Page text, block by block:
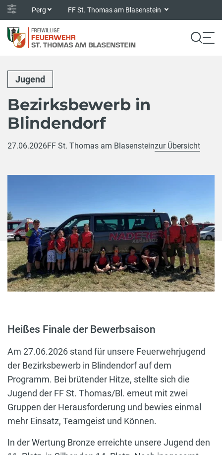
Perg FF St. Thomas am Blasenstein
Jugend
Bezirksbewerb in
Blindendorf
27.06.2026FF St. Thomas am Blasensteinzur Übersicht
Heißes Finale der Bewerbsaison
Am 27.06.2026 stand für unsere Feuerwehrjugend
der Bezirksbewerb in Blindendorf auf dem
Programm. Bei brütender Hitze, stellte sich die
Jugend der FF St. Thomas/Bl. erneut mit zwei
Gruppen der Herausforderung und bewies einmal
mehr Einsatz, Teamgeist und Können.
In der Wertung Bronze erreichte unsere Jugend den